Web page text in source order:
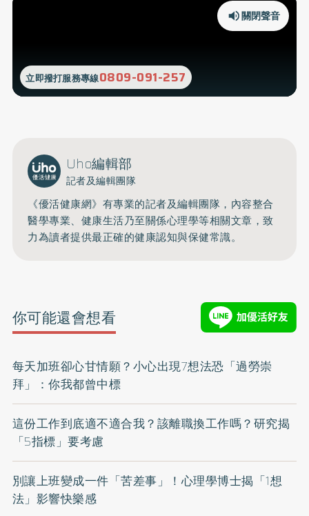
立即撥打服務專線0809-091-257
關閉聲音
Uho編輯部
記者及編輯團隊
《優活健康網》有專業的記者及編輯團隊，內容整合
醫學專業、健康生活乃至關係心理學等相關文章，致
力為讀者提供最正確的健康認知與保健常識。
你可能還會想看
每天加班卻心甘情願？小心出現7想法恐「過勞崇
拜」：你我都曾中標
這份工作到底適不適合我？該離職換工作嗎？研究揭
「5指標」要考慮
別讓上班變成一件「苦差事」！心理學博士揭「1想
法」影響快樂感